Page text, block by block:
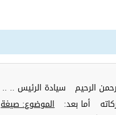
الرحيم
سيادة الرئيس .. ..
أما بعد: الموضوع:صيغة